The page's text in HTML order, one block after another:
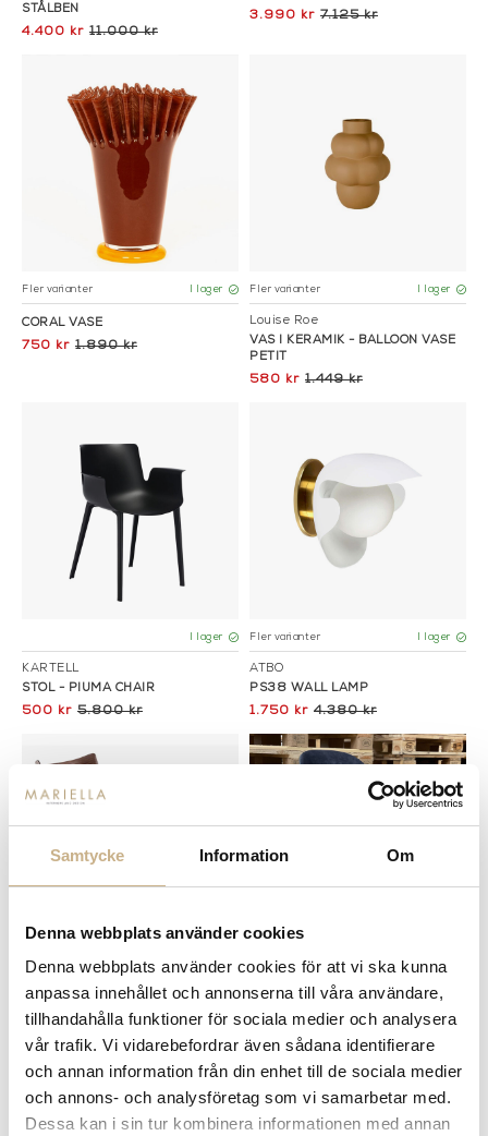
Samtycke Information Om
Denna webbplats använder cookies
Denna webbplats använder cookies för att vi ska kunna
anpassa innehållet och annonserna till våra användare,
tillhandahålla funktioner för sociala medier och analysera
vår trafik. Vi vidarebefordrar även sådana identifierare
och annan information från din enhet till de sociala medier
och annons- och analysföretag som vi samarbetar med.
Dessa kan i sin tur kombinera informationen med annan
STÅLBEN
4.400 kr 11.000 kr
3.990 kr 7.125 kr
Fler varianter I lager
CORAL VASE
750 kr 1.890 kr
Fler varianter I lager
Louise Roe
VAS I KERAMIK - BALLOON VASE
PETIT
580 kr 1.449 kr
I lager
KARTELL
STOL - PIUMA CHAIR
500 kr 5.800 kr
Fler varianter I lager
ATBO
PS38 WALL LAMP
1.750 kr 4.380 kr
I lager
KARTELL
K/WOOD FÅTÖLJ MED FOTPALL I
ASK
I lager
GUBI
STOL - HELKLÄDD I SAMMET MED
EKBEN